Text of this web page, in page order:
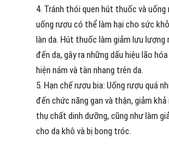
Tránh thói quen hút thuốc và
uống rượu có thể làm hại cho sức
làn da. Hút thuốc làm giảm lưu lượng
đến da, gây ra những dấu hiệu lão
hiện nám và tàn nhang trên da.
Hạn chế rượu bia: Uống rượu quá
đến chức năng gan và thận, giảm
thụ chất dinh dưỡng, cũng như làm
cho da khô và bị bong tróc.